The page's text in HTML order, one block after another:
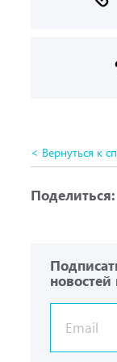
< Вернуться к
Поделиться:
новостей